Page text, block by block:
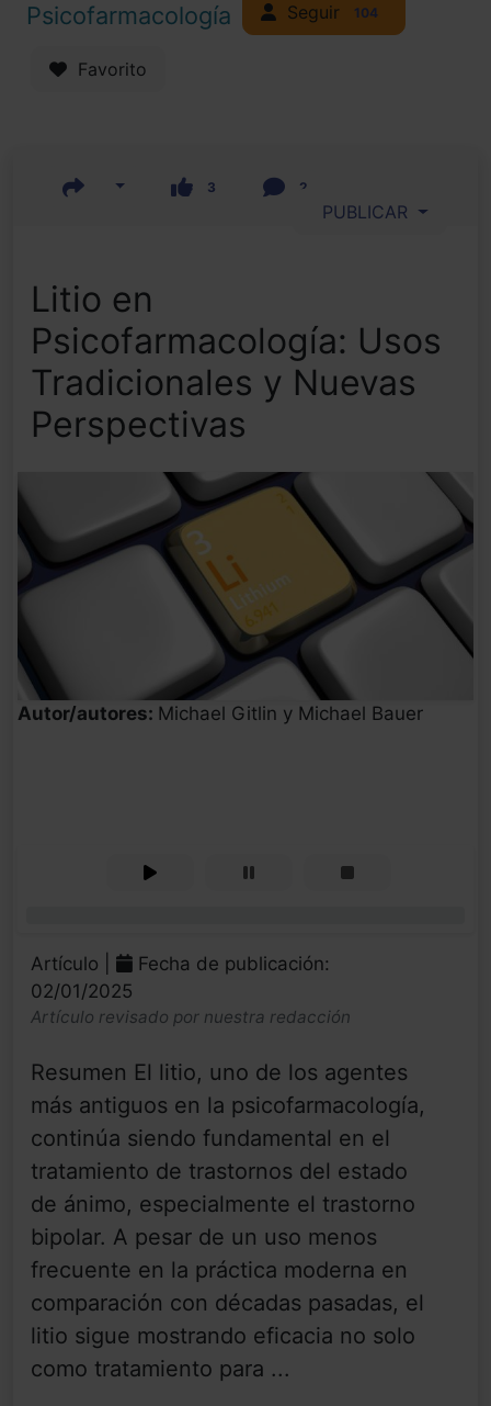
Psicofarmacología
Seguir 104
Favorito
3 2
PUBLICAR
Litio en
Psicofarmacología: Usos
Tradicionales y Nuevas
Perspectivas
Autor/autores: Michael Gitlin y Michael Bauer
Artículo |
Fecha de publicación:
02/01/2025
Artículo revisado por nuestra redacción
Resumen El litio, uno de los agentes
más antiguos en la psicofarmacología,
continúa siendo fundamental en el
tratamiento de trastornos del estado
de ánimo, especialmente el trastorno
bipolar. A pesar de un uso menos
frecuente en la práctica moderna en
comparación con décadas pasadas, el
litio sigue mostrando eficacia no solo
como tratamiento para ...